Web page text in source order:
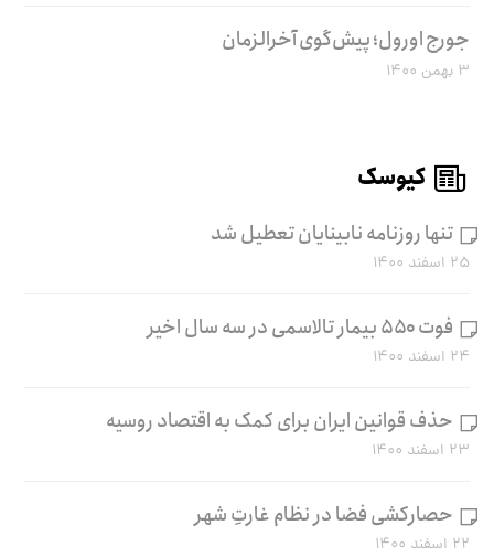
جورج اورول؛ پیش‌گوی آخرالزمان
۳ بهمن ۱۴۰۰
کیوسک
تنها روزنامه نابینایان تعطیل شد
۲۵ اسفند ۱۴۰۰
فوت ۵۵۰ بیمار تالاسمی در سه سال اخیر
۲۴ اسفند ۱۴۰۰
حذف قوانین ایران برای کمک به اقتصاد روسیه
۲۳ اسفند ۱۴۰۰
حصارکشی فضا در نظام غارتِ شهر
۲۲ اسفند ۱۴۰۰